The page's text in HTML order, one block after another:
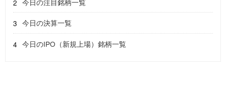
今日の注目銘柄一覧
今日の決算一覧
今日のIPO（新規上場）銘柄一覧